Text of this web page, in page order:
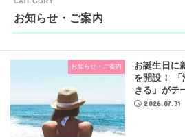
お知らせ・ご案内
お知らせ・ご案内
お誕生日に
を開設！
きる」がテ
2026.07.31